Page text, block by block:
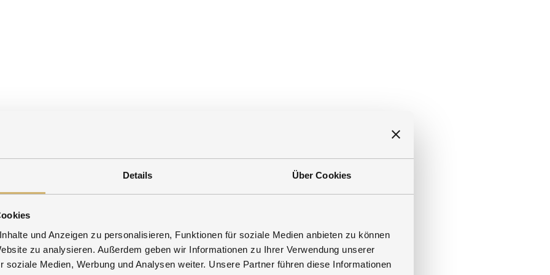
Details Über Cookies
und Anzeigen zu personalisieren, Funktionen für soziale Medien anbieten zu können
zu analysieren. Außerdem geben wir Informationen zu Ihrer Verwendung unserer
soziale Medien, Werbung und Analysen weiter. Unsere Partner führen diese Informationen